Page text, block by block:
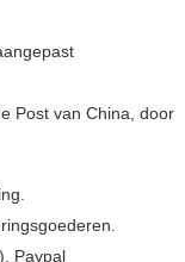
Post van China, door
Paypal